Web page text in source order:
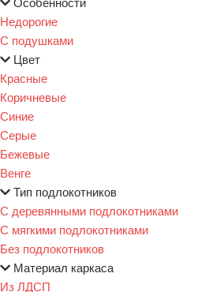
Недорогие
С подушками
Цвет
Красные
Коричневые
Синие
Серые
Бежевые
Венге
Тип подлокотников
С деревянными подлокотниками
С мягкими подлокотниками
Без подлокотников
Материал каркаса
Из ЛДСП